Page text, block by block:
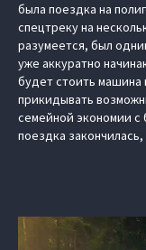
была поездка на
спецтреку на
разумеется, был
уже аккуратно
будет стоить машина
прикидывать
семейной экономии с
поездка